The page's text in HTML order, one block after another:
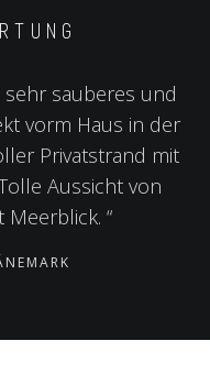
sauberes und
vorm Haus in der
Privatstrand mit
Aussicht von
“